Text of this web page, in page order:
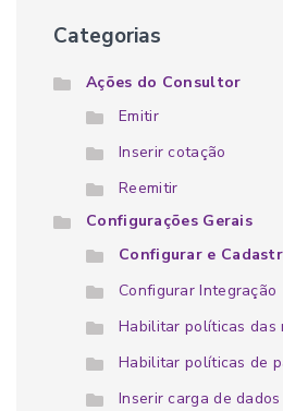
Categorias
Ações do Consultor
Emitir
Inserir cotação
Reemitir
Configurações Gerais
Configurar e
Configurar Integração
Habilitar políticas das
Habilitar políticas de
Inserir carga de dados